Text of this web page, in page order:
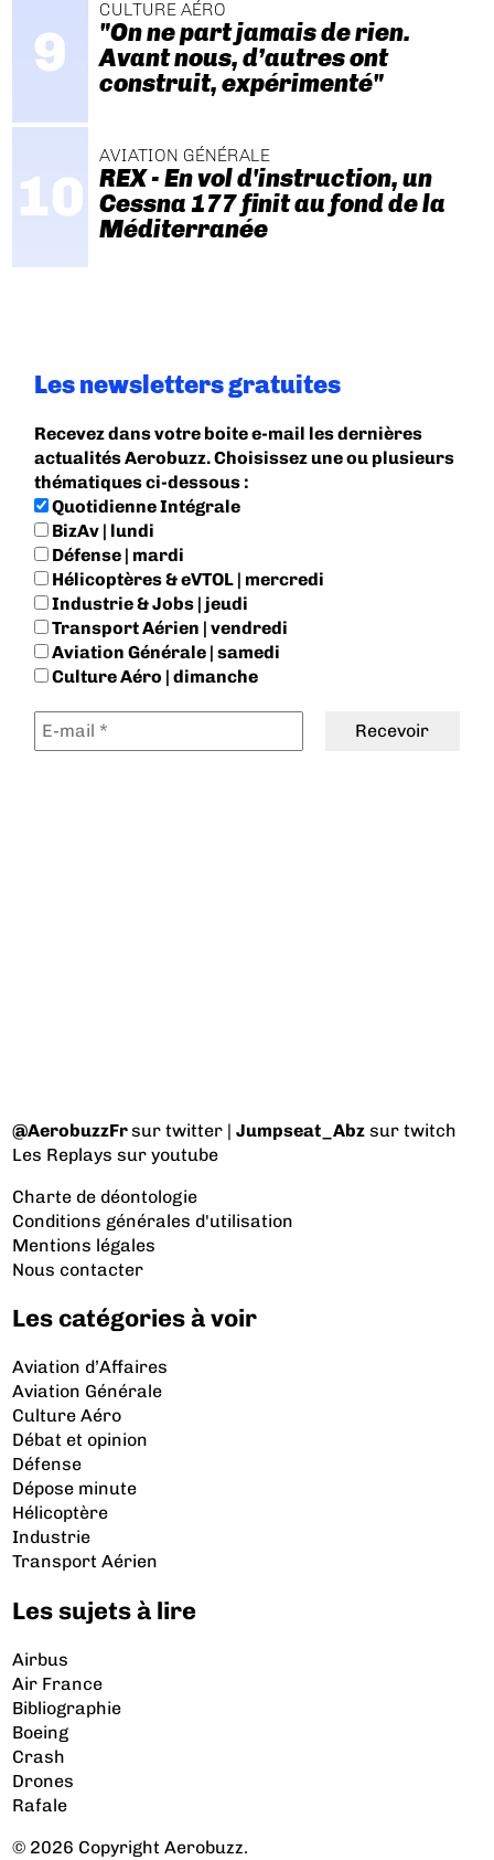
CULTURE AÉRO
"On ne part jamais de rien.
Avant nous, d’autres ont
construit, expérimenté"
AVIATION GÉNÉRALE
REX - En vol d'instruction, un
Cessna 177 finit au fond de la
Méditerranée
Les newsletters gratuites
Recevez dans votre boite e-mail les dernières
actualités Aerobuzz. Choisissez une ou plusieurs
thématiques ci-dessous :
Quotidienne Intégrale
BizAv | lundi
Défense | mardi
Hélicoptères & eVTOL | mercredi
Industrie & Jobs | jeudi
Transport Aérien | vendredi
Aviation Générale | samedi
Culture Aéro | dimanche
@AerobuzzFrsur twitter |Jumpseat_Abz sur twitch
Les Replays sur youtube
Charte de déontologie
Conditions générales d'utilisation
Mentions légales
Nous contacter
Les catégories à voir
Aviation d’Affaires
Aviation Générale
Culture Aéro
Débat et opinion
Défense
Dépose minute
Hélicoptère
Industrie
Transport Aérien
Les sujets à lire
Airbus
Air France
Bibliographie
Boeing
Crash
Drones
Rafale
© 2026 Copyright Aerobuzz.